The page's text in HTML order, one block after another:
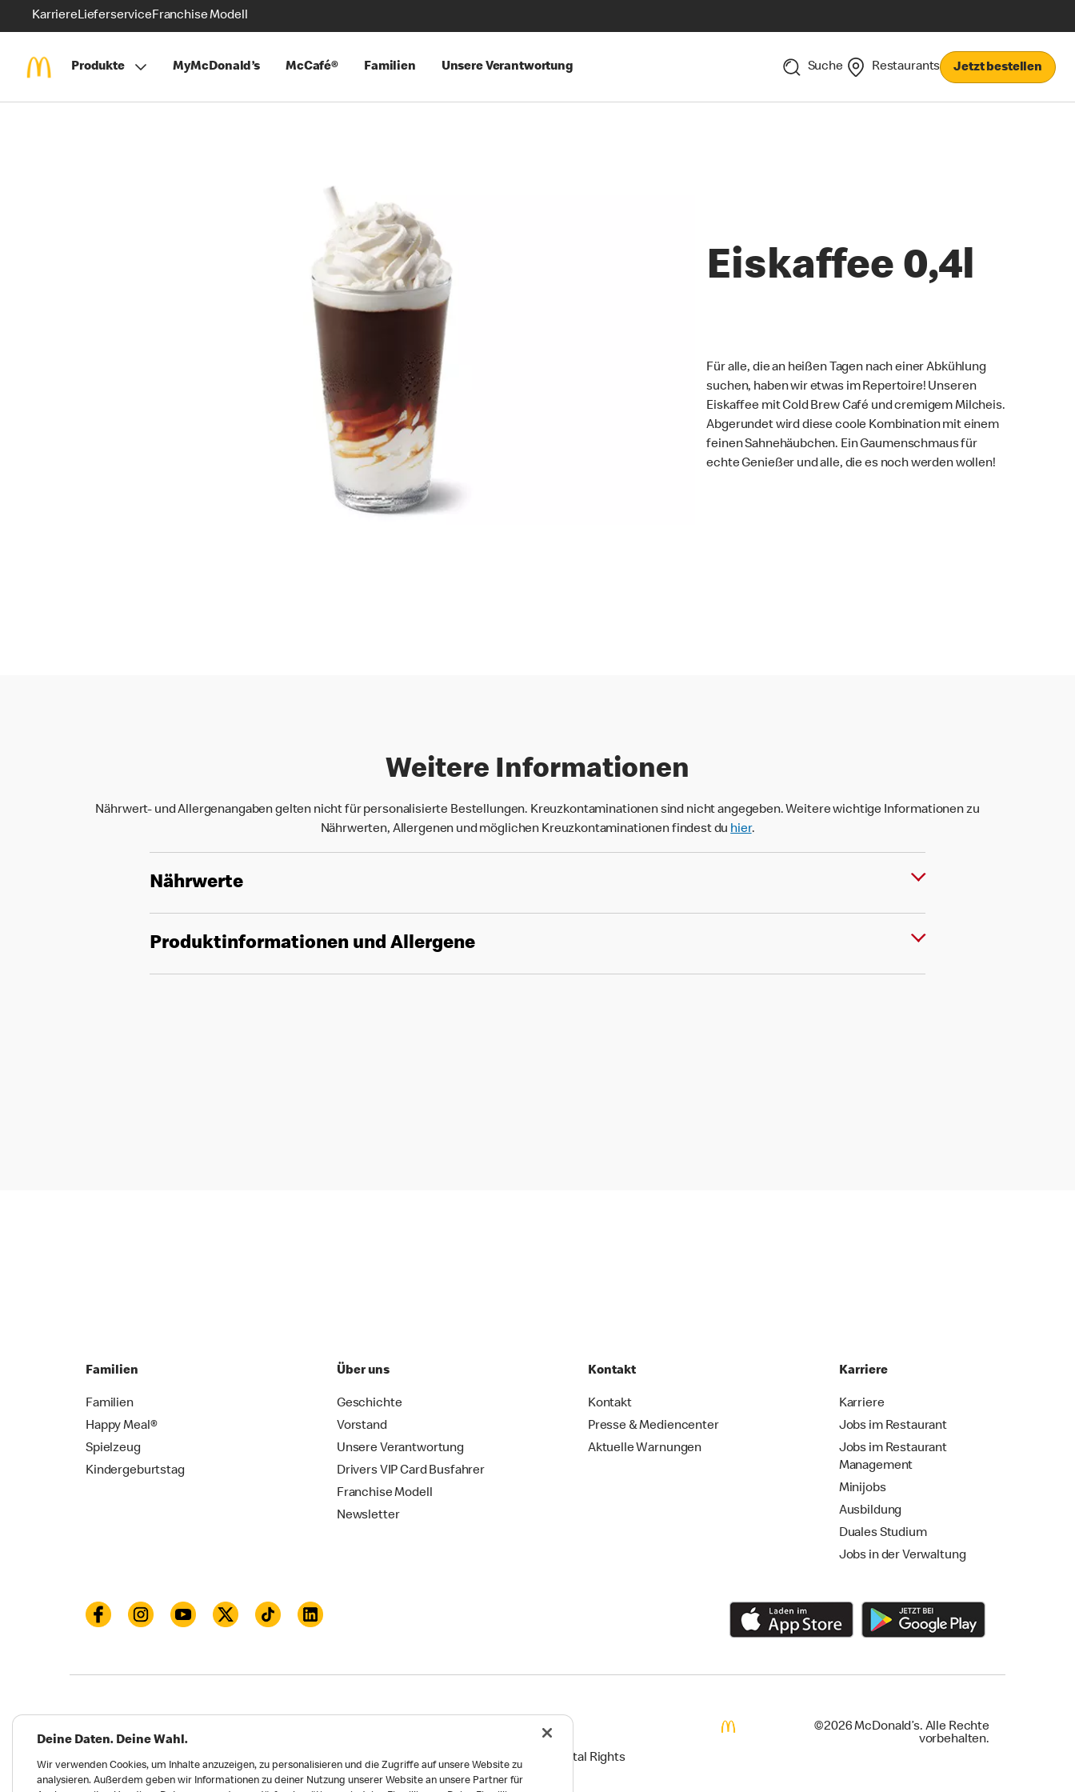
KarriereLieferserviceFranchise Modell
Produkte MyMcDonald’s McCafé® Familien Unsere Verantwortung Suche Restaurants Jetzt bestellen
Eiskaffee 0,4l
Für alle, die an heißen Tagen nach einer Abkühlung
suchen, haben wir etwas im Repertoire! Unseren
Eiskaffee mit Cold Brew Café und cremigem Milcheis.
Abgerundet wird diese coole Kombination mit einem
feinen Sahnehäubchen. Ein Gaumenschmaus für
echte Genießer und alle, die es noch werden wollen!
Weitere Informationen
Nährwert- und Allergenangaben gelten nicht für personalisierte Bestellungen. Kreuzkontaminationen sind nicht angegeben. Weitere wichtige Informationen zu
Nährwerten, Allergenen und möglichen Kreuzkontaminationen findest du hier.
Nährwerte
Produktinformationen und Allergene
Familien
Familien
Happy Meal®
Spielzeug
Kindergeburtstag
Über uns
Geschichte
Vorstand
Unsere Verantwortung
Drivers VIP Card Busfahrer
Franchise Modell
Newsletter
Kontakt
Kontakt
Presse & Mediencenter
Aktuelle Warnungen
Karriere
Karriere
Jobs im Restaurant
Jobs im Restaurant
Management
Minijobs
Ausbildung
Duales Studium
Jobs in der Verwaltung
Meldungen zu Menschen- und Umweltrechten Reports on Human and Environmental Rights
©2026 McDonald’s. Alle Rechte
vorbehalten.
Deine Daten. Deine Wahl.
Wir verwenden Cookies, um Inhalte anzuzeigen, zu personalisieren und die Zugriffe auf unsere Website zu
analysieren. Außerdem geben wir Informationen zu deiner Nutzung unserer Website an unsere Partner für